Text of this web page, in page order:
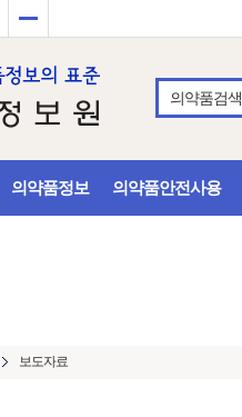
의약품검색
의약품정보 의약품안전사용
보도자료